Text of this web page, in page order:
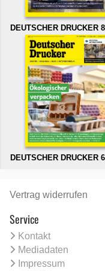
DEUTSCHER DRUCKER
DEUTSCHER DRUCKER
Vertrag widerrufen
Service
Kontakt
Mediadaten
Impressum